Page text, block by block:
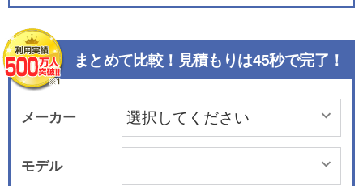
まとめて比較！見積もりは45秒で完了！
メーカー
モデル